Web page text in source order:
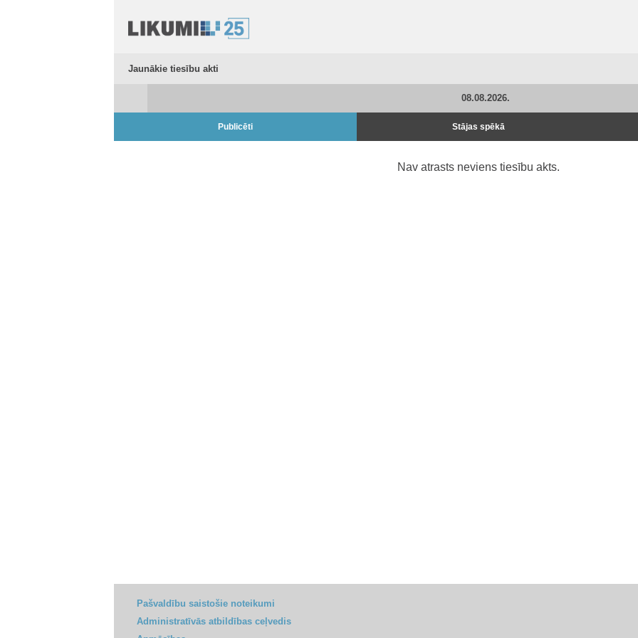
Jaunākie tiesību akti
08.08.2026.
Publicēti Stājas spēkā
Nav atrasts neviens tiesību akts.
Pašvaldību saistošie noteikumi
Administratīvās atbildības ceļvedis